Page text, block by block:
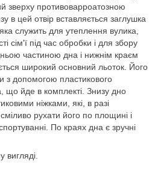
зверху противоварроатозною
в цей отвір вставляється заглушка
служить для утеплення вулика,
сім'ї під час обробки і для збору
частиною дна і нижнім краєм
широкий основний льоток. Його
допомогою пластикового
що йде в комплекті. Знизу дно
ніжками, які, в разі
рухати його по площині і
По краях дна є зручні
вигляді.